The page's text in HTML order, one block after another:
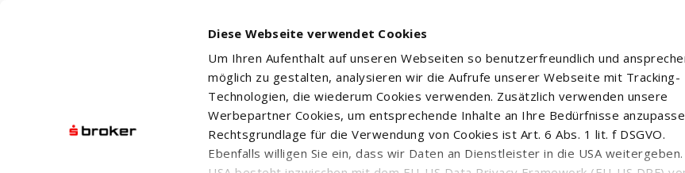
Diese Webseite verwendet Cookies
Um Ihren Aufenthalt auf unseren Webseiten so benutzerfreundlich und
möglich zu gestalten, analysieren wir die Aufrufe unserer Webseite mit Tracking-
Technologien, die wiederum Cookies verwenden. Zusätzlich verwenden unsere
Werbepartner Cookies, um entsprechende Inhalte an Ihre Bedürfnisse
Rechtsgrundlage für die Verwendung von Cookies ist Art. 6 Abs. 1 lit. f DSGVO.
Ebenfalls willigen Sie ein, dass wir Daten an Dienstleister in die USA